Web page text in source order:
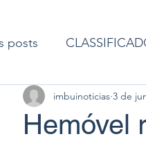
posts
Hemóvel
imbuinoticias 3 de